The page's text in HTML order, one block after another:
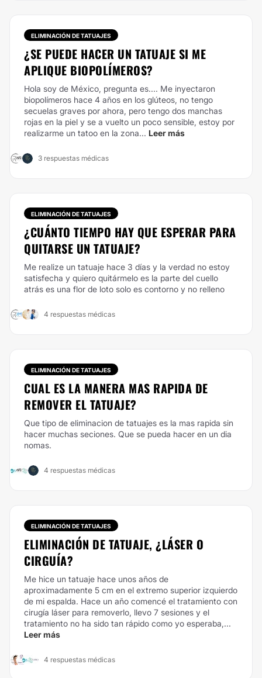
ELIMINACIÓN DE TATUAJES
¿SE PUEDE HACER UN TATUAJE SI ME
APLIQUE BIOPOLÍMEROS?
Hola soy de México, pregunta es.... Me inyectaron
biopolímeros hace 4 años en los glúteos, no tengo
secuelas graves por ahora, pero tengo dos manchas
rojas en la piel y se a vuelto un poco sensible, estoy por
realizarme un tatoo en la zona... Leer más
3 respuestas médicas
ELIMINACIÓN DE TATUAJES
¿CUÁNTO TIEMPO HAY QUE ESPERAR PARA
QUITARSE UN TATUAJE?
Me realize un tatuaje hace 3 días y la verdad no estoy
satisfecha y quiero quitármelo es la parte del cuello
atrás es una flor de loto solo es contorno y no relleno
4 respuestas médicas
ELIMINACIÓN DE TATUAJES
CUAL ES LA MANERA MAS RAPIDA DE
REMOVER EL TATUAJE?
Que tipo de eliminacion de tatuajes es la mas rapida sin
hacer muchas seciones. Que se pueda hacer en un dia
nomas.
4 respuestas médicas
ELIMINACIÓN DE TATUAJES
ELIMINACIÓN DE TATUAJE, ¿LÁSER O
CIRGUÍA?
Me hice un tatuaje hace unos años de
aproximadamente 5 cm en el extremo superior izquierdo
de mi espalda. Hace un año comencé el tratamiento con
cirugía láser para removerlo, llevo 7 sesiones y el
tratamiento no ha sido tan rápido como yo esperaba,...
Leer más
4 respuestas médicas